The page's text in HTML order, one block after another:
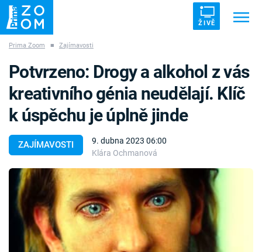
ŽIVĚ
ZÁHADY VETŘELCI DÁVNOVĚKU
Témata
Témata
Pořady
TV Program
Prima Zoom ■ Zajímavosti
ZAJÍMAVOSTI
9. dubna 2023 06:00
Klára Ochmanová
Potvrzeno: Drogy a alkohol z vás
kreativního génia neudělají. Klíč
k úspěchu je úplně jinde